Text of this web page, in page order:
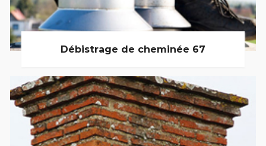
Débistrage de cheminée 67